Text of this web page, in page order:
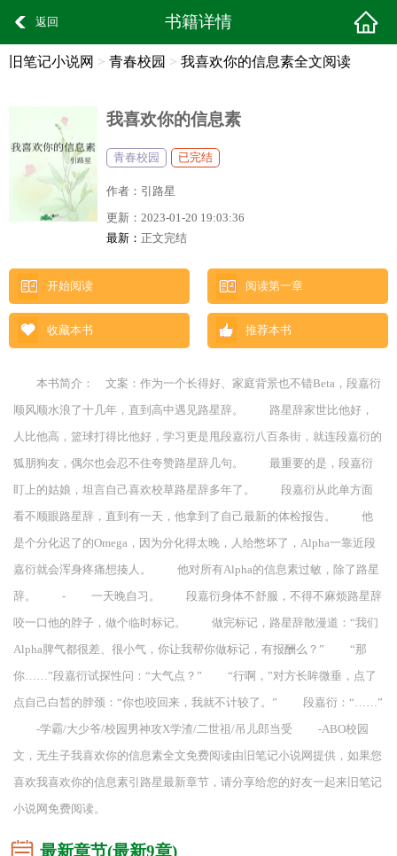
返回 书籍详情
旧笔记小说网 > 青春校园 > 我喜欢你的信息素全文阅读
我喜欢你的信息素
青春校园 已完结
作者： 引路星
更新： 2023-01-20 19:03:36
最新： 正文完结
开始阅读 阅读第一章
收藏本书 推荐本书
本书简介： 文案：作为一个长得好、家庭背景也不错Beta，段嘉衍
顺风顺水浪了十几年，直到高中遇见路星辞。 路星辞家世比他好，
人比他高，篮球打得比他好，学习更是甩段嘉衍八百条街，就连段嘉衍的
狐朋狗友，偶尔也会忍不住夸赞路星辞几句。 最重要的是，段嘉衍
盯上的姑娘，坦言自己喜欢校草路星辞多年了。 段嘉衍从此单方面
看不顺眼路星辞，直到有一天，他拿到了自己最新的体检报告。 他
是个分化迟了的Omega，因为分化得太晚，人给憋坏了，Alpha一靠近段
嘉衍就会浑身疼痛想揍人。 他对所有Alpha的信息素过敏，除了路星
辞。 - 一天晚自习。 段嘉衍身体不舒服，不得不麻烦路星辞
咬一口他的脖子，做个临时标记。 做完标记，路星辞散漫道：“我们
Alpha脾气都很差、很小气，你让我帮你做标记，有报酬么？” “那
你……”段嘉衍试探性问：“大气点？” “行啊，”对方长眸微垂，点了
点自己白皙的脖颈：“你也咬回来，我就不计较了。” 段嘉衍：“……”
-学霸/大少爷/校园男神攻X学渣/二世祖/吊儿郎当受 -ABO校园
文，无生子我喜欢你的信息素全文免费阅读由旧笔记小说网提供，如果您
喜欢我喜欢你的信息素引路星最新章节，请分享给您的好友一起来旧笔记
小说网免费阅读。
最新章节(最新9章)